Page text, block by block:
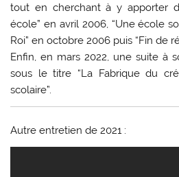
tout en cherchant à y apporter
école” en avril 2006, “Une école
Roi” en octobre 2006 puis “Fin de
Enfin, en mars 2022, une suite à
sous le titre “La Fabrique du
scolaire”.
Autre entretien de 2021 :